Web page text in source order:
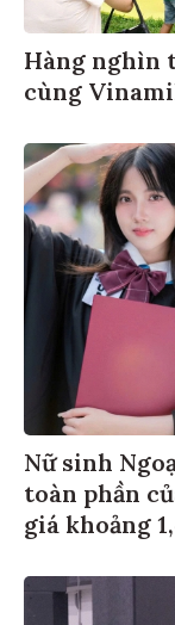
Hàng nghìn
cùng
Nữ sinh
toàn phần
giá khoảng